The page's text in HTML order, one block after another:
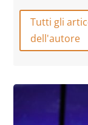
Tutti gli
dell'autore